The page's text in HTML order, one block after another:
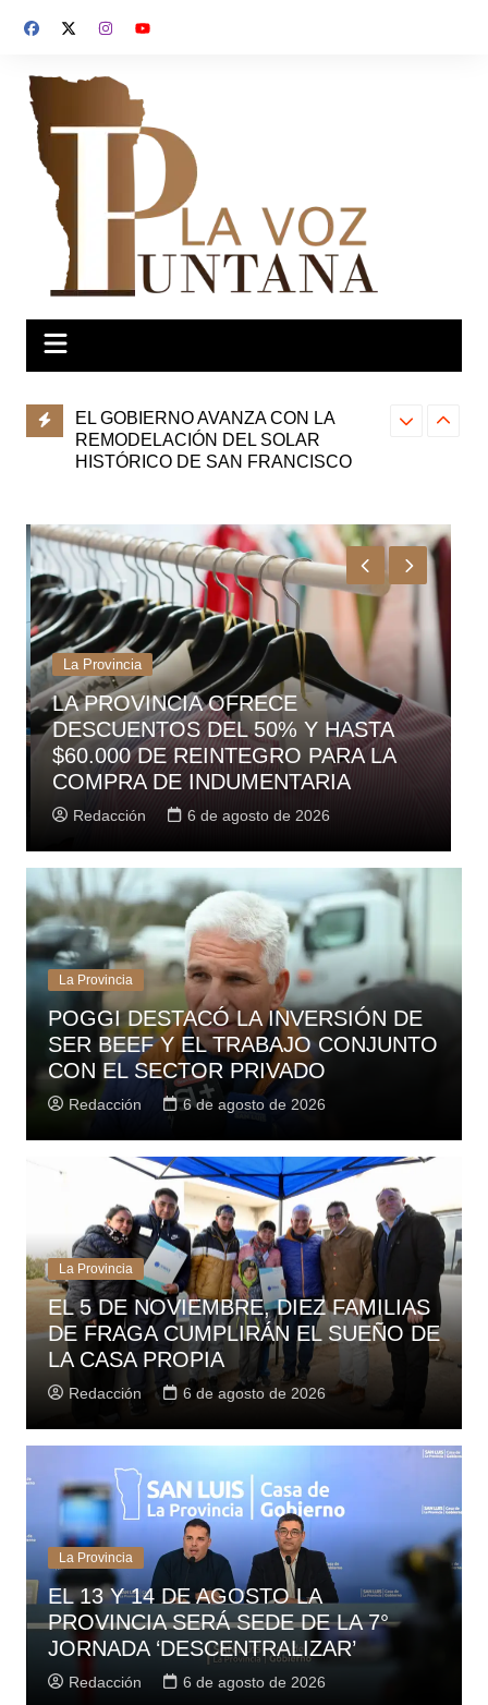
EL GOBIERNO AVANZA CON LA
REMODELACIÓN DEL SOLAR
HISTÓRICO DE SAN FRANCISCO
SAN LUIS
La Provincia
LA PROVINCIA OFRECE
DESCUENTOS DEL 50% Y HASTA
$60.000 DE REINTEGRO PARA LA
COMPRA DE INDUMENTARIA
Redacción 6 de agosto de 2026
La Provincia
POGGI DESTACÓ LA INVERSIÓN DE
SER BEEF Y EL TRABAJO CONJUNTO
CON EL SECTOR PRIVADO
Redacción 6 de agosto de 2026
La Provincia
EL 5 DE NOVIEMBRE, DIEZ FAMILIAS
DE FRAGA CUMPLIRÁN EL SUEÑO DE
LA CASA PROPIA
Redacción 6 de agosto de 2026
La Provincia
EL 13 Y 14 DE AGOSTO LA
PROVINCIA SERÁ SEDE DE LA 7°
JORNADA ‘DESCENTRALIZAR’
Redacción 6 de agosto de 2026